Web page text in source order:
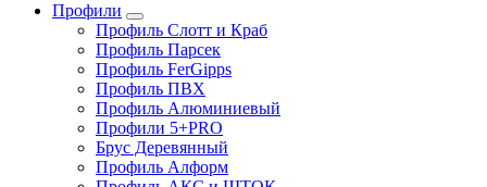
Профили
Профиль Слотт и Краб
Профиль Парсек
Профиль FerGipps
Профиль ПВХ
Профиль Алюминиевый
Профили 5+PRO
Брус Деревянный
Профиль Алформ